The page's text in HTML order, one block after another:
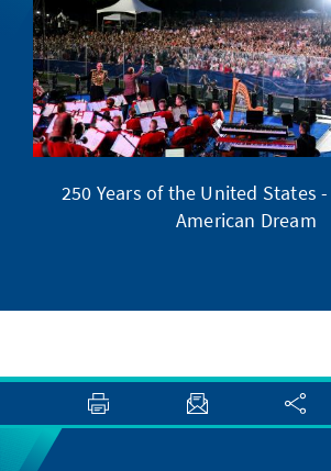
250 Years of the United States
American Dream